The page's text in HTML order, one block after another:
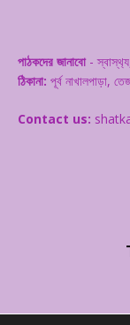
পাঠকদের জানাবো -
ঠিকানা: পূর্ব নাখালপাড়া,
Contact us: